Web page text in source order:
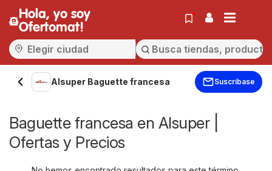
Hola, yo soy
Ofertomat!
Alsuper Baguette francesa Suscríbase
Baguette francesa en Alsuper |
Ofertas y Precios